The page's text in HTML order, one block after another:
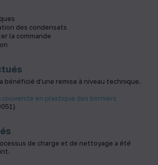
des condensats
la commande
bénéficié d'une remise à niveau technique.
couvercle en plastique des borniers
de charge et de nettoyage a été